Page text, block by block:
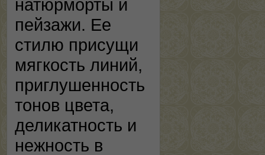
натюрморты и
пейзажи. Ее
стилю присущи
мягкость линий,
приглушенность
тонов цвета,
деликатность и
нежность в